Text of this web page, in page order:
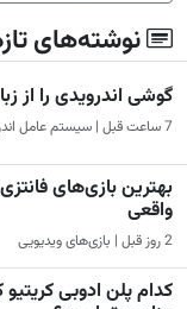
نوشته‌های
گوشی اندرویدی را از
7 ساعت قبل | سیستم عامل اندروید
واقعی
2 روز قبل | بازی‌های ویدیویی
کدام پلن ادوبی